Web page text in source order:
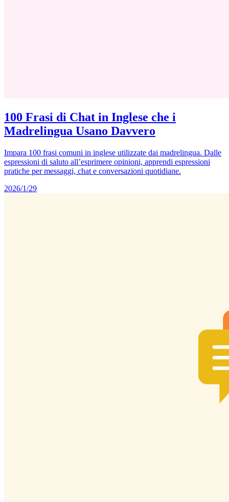
100 Frasi di Chat in Inglese che i
Madrelingua Usano Davvero
Impara 100 frasi comuni in inglese utilizzate dai madrelingua. Dalle
espressioni di saluto all’esprimere opinioni, apprendi espressioni
pratiche per messaggi, chat e conversazioni quotidiane.
2026/1/29